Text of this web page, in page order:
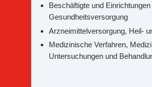
Beschäftigte und
Gesundheitsversorgung
Arzneimittelversorgung, Heil-
Medizinische Verfahren,
Untersuchungen und